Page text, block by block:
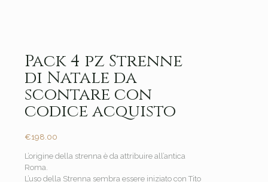
Pack 4 pz Strenne
di Natale da
scontare con
codice acquisto
€198.00
L’origine della strenna è da attribuire all’antica
Roma.
L’uso della Strenna sembra essere iniziato con Tito